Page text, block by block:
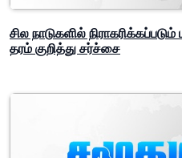
சில நாடுகளில்
தரம் குறித்து சர்ச்சை